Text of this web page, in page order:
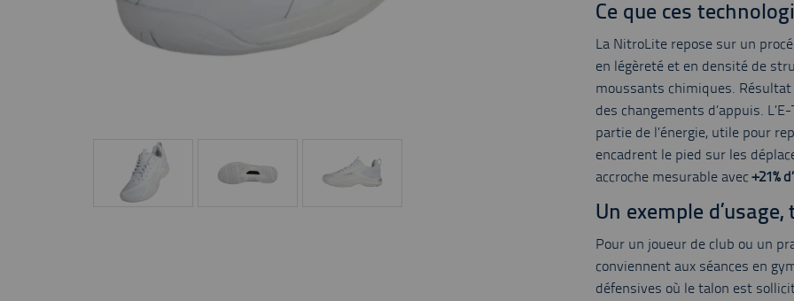
Ce que ces
La NitroLite repose sur un
en légèreté et en densité de
moussants chimiques.
des changements d’appuis.
partie de l’énergie, utile pour
encadrent le pied sur les
accroche mesurable avec+21%
Un exemple
Pour un joueur de club ou un
conviennent aux séances en
défensives où le talon est